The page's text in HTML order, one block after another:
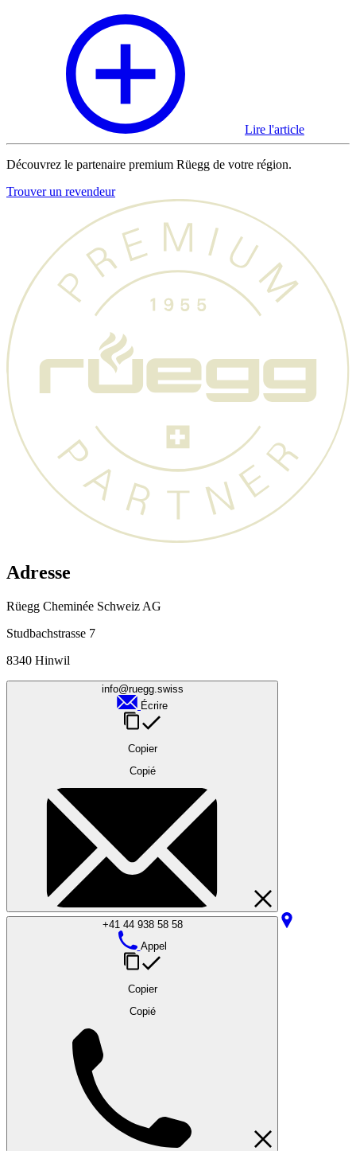
Lire l'article
Découvrez le partenaire premium Rüegg de votre région.
Trouver un revendeur
Adresse
Rüegg Cheminée Schweiz AG
Studbachstrasse 7
8340 Hinwil
info@ruegg.swiss
Écrire
Copier
Copié
+41 44 938 58 58
Appel
Copier
Copié